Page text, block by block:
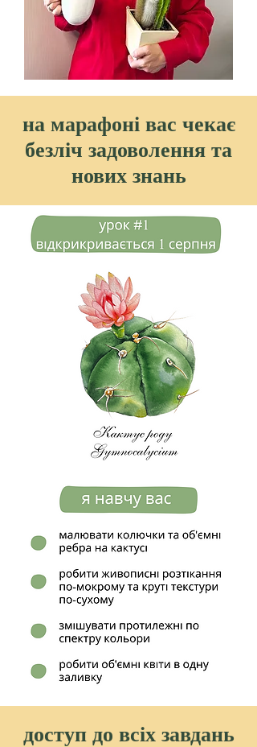
на марафоні вас чекає
безліч задоволення та
нових знань
доступ до всіх завдань